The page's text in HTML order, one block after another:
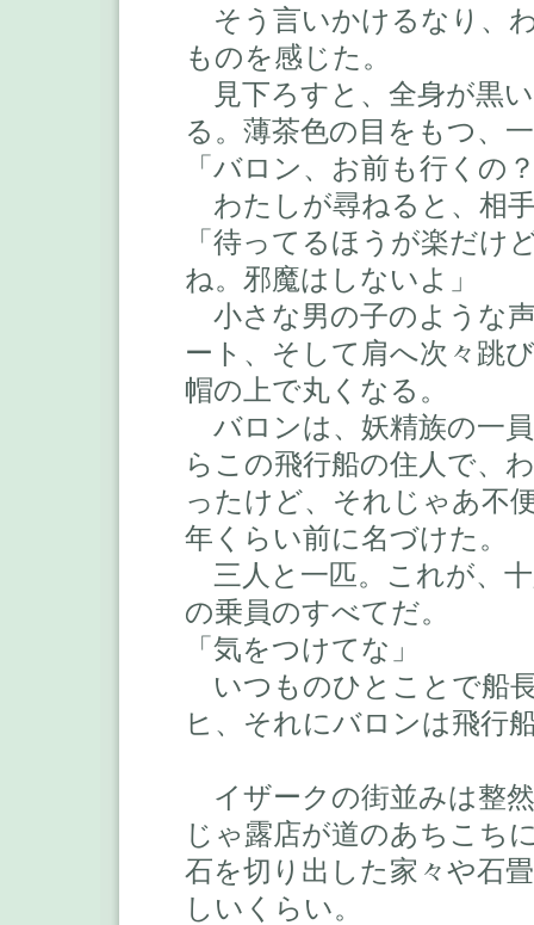
そう言いかけるなり、
ものを感じた。
見下ろすと、全身が黒
る。薄茶色の目をもつ、
「バロン、お前も行くの
わたしが尋ねると、相
「待ってるほうが楽だけ
ね。邪魔はしないよ」
小さな男の子のような
ート、そして肩へ次々跳
帽の上で丸くなる。
バロンは、妖精族の一
らこの飛行船の住人で、
ったけど、それじゃあ
年くらい前に名づけた。
三人と一匹。これが、
の乗員のすべてだ。
「気をつけてな」
いつものひとことで船
ヒ、それにバロンは飛行
イザークの街並みは整
じゃ露店が道のあちこち
石を切り出した家々や石
しいくらい。